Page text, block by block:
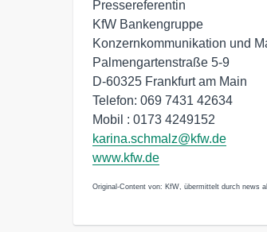
Pressereferentin
KfW Bankengruppe
Konzernkommunikation und
Palmengartenstraße 5-9
D-60325 Frankfurt am Main
Telefon: 069 7431 42634
Mobil : 0173 4249152
karina.schmalz@kfw.de
www.kfw.de
Original-Content von: KfW, übermittelt durch news